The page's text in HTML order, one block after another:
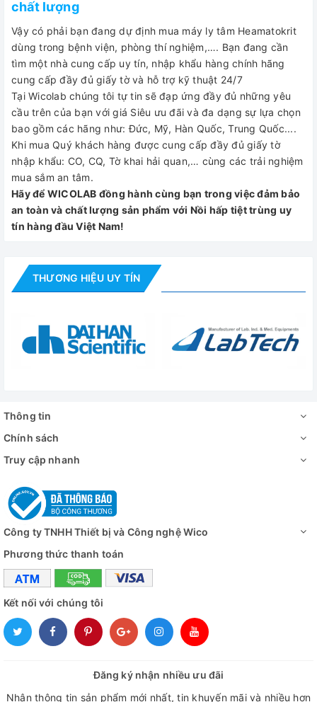
chất lượng
Vậy có phải bạn đang dự định mua máy ly tâm Heamatokrit
dùng trong bệnh viện, phòng thí nghiệm,…. Bạn đang cần
tìm một nhà cung cấp uy tín, nhập khẩu hàng chính hãng
cung cấp đầy đủ giấy tờ và hỗ trợ kỹ thuật 24/7
Tại Wicolab chúng tôi tự tin sẽ đạp ứng đầy đủ những yêu
cầu trên của bạn với giá Siêu ưu đãi và đa dạng sự lựa chọn
bao gồm các hãng như: Đức, Mỹ, Hàn Quốc, Trung Quốc....
Khi mua Quý khách hàng được cung cấp đầy đủ giấy tờ
nhập khẩu: CO, CQ, Tờ khai hải quan,… cùng các trải nghiệm
mua sắm an tâm.
Hãy để WICOLAB đồng hành cùng bạn trong việc đảm bảo
an toàn và chất lượng sản phẩm với Nồi hấp tiệt trùng uy
tín hàng đầu Việt Nam!
THƯƠNG HIỆU UY TÍN
Thông tin
Chính sách
Truy cập nhanh
Công ty TNHH Thiết bị và Công nghệ Wico
Phương thức thanh toán
Kết nối với chúng tôi
Đăng ký nhận nhiều ưu đãi
Nhận thông tin sản phẩm mới nhất, tin khuyến mãi và nhiều hơn